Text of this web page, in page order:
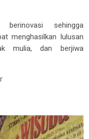
sehingga
menghasilkan lulusan
mulia, dan berjiwa
Daring